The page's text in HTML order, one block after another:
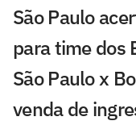
São Paulo
para time dos
São Paulo x
venda de